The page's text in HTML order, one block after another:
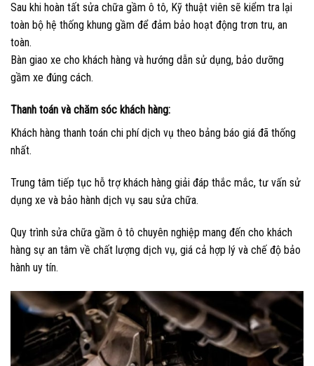
Sau khi hoàn tất sửa chữa gầm ô tô, Kỹ thuật viên sẽ kiểm tra lại
toàn bộ hệ thống khung gầm để đảm bảo hoạt động trơn tru, an
toàn.
Bàn giao xe cho khách hàng và hướng dẫn sử dụng, bảo dưỡng
gầm xe đúng cách.
Thanh toán và chăm sóc khách hàng:
Khách hàng thanh toán chi phí dịch vụ theo bảng báo giá đã thống
nhất.
Trung tâm tiếp tục hỗ trợ khách hàng giải đáp thắc mắc, tư vấn sử
dụng xe và bảo hành dịch vụ sau sửa chữa.
Quy trình sửa chữa gầm ô tô chuyên nghiệp mang đến cho khách
hàng sự an tâm về chất lượng dịch vụ, giá cả hợp lý và chế độ bảo
hành uy tín.